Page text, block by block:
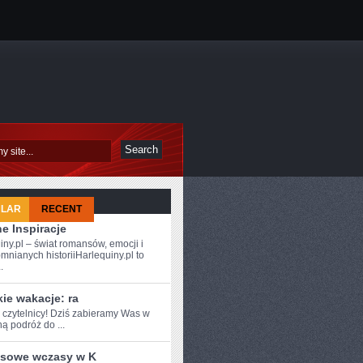
RECENT
Inspiracje
– świat romansów, emocji i
historiiHarlequiny.pl to
wakacje: ra
‌Dziś zabieramy Was w
podróż​ do ...
wczasy w K